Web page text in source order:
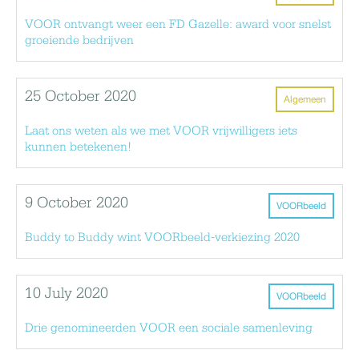
VOOR ontvangt weer een FD Gazelle: award voor snelst
groeiende bedrijven
Algemeen
25 October 2020
Laat ons weten als we met VOOR vrijwilligers iets
kunnen betekenen!
VOORbeeld
9 October 2020
Buddy to Buddy wint VOORbeeld-verkiezing 2020
VOORbeeld
10 July 2020
Drie genomineerden VOOR een sociale samenleving